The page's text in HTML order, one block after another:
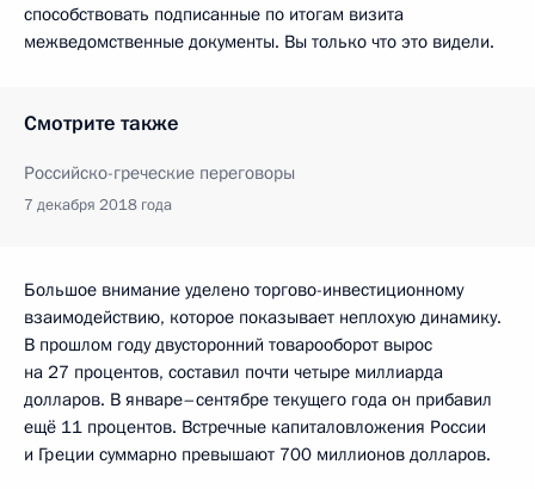
способствовать подписанные по итогам визита
межведомственные документы. Вы только что это видели.
Смотрите также
Российско-греческие переговоры
7 декабря 2018 года
Большое внимание уделено торгово-инвестиционному
взаимодействию, которое показывает неплохую динамику.
В прошлом году двусторонний товарооборот вырос
на 27 процентов, составил почти четыре миллиарда
долларов. В январе–сентябре текущего года он прибавил
ещё 11 процентов. Встречные капиталовложения России
и Греции суммарно превышают 700 миллионов долларов.